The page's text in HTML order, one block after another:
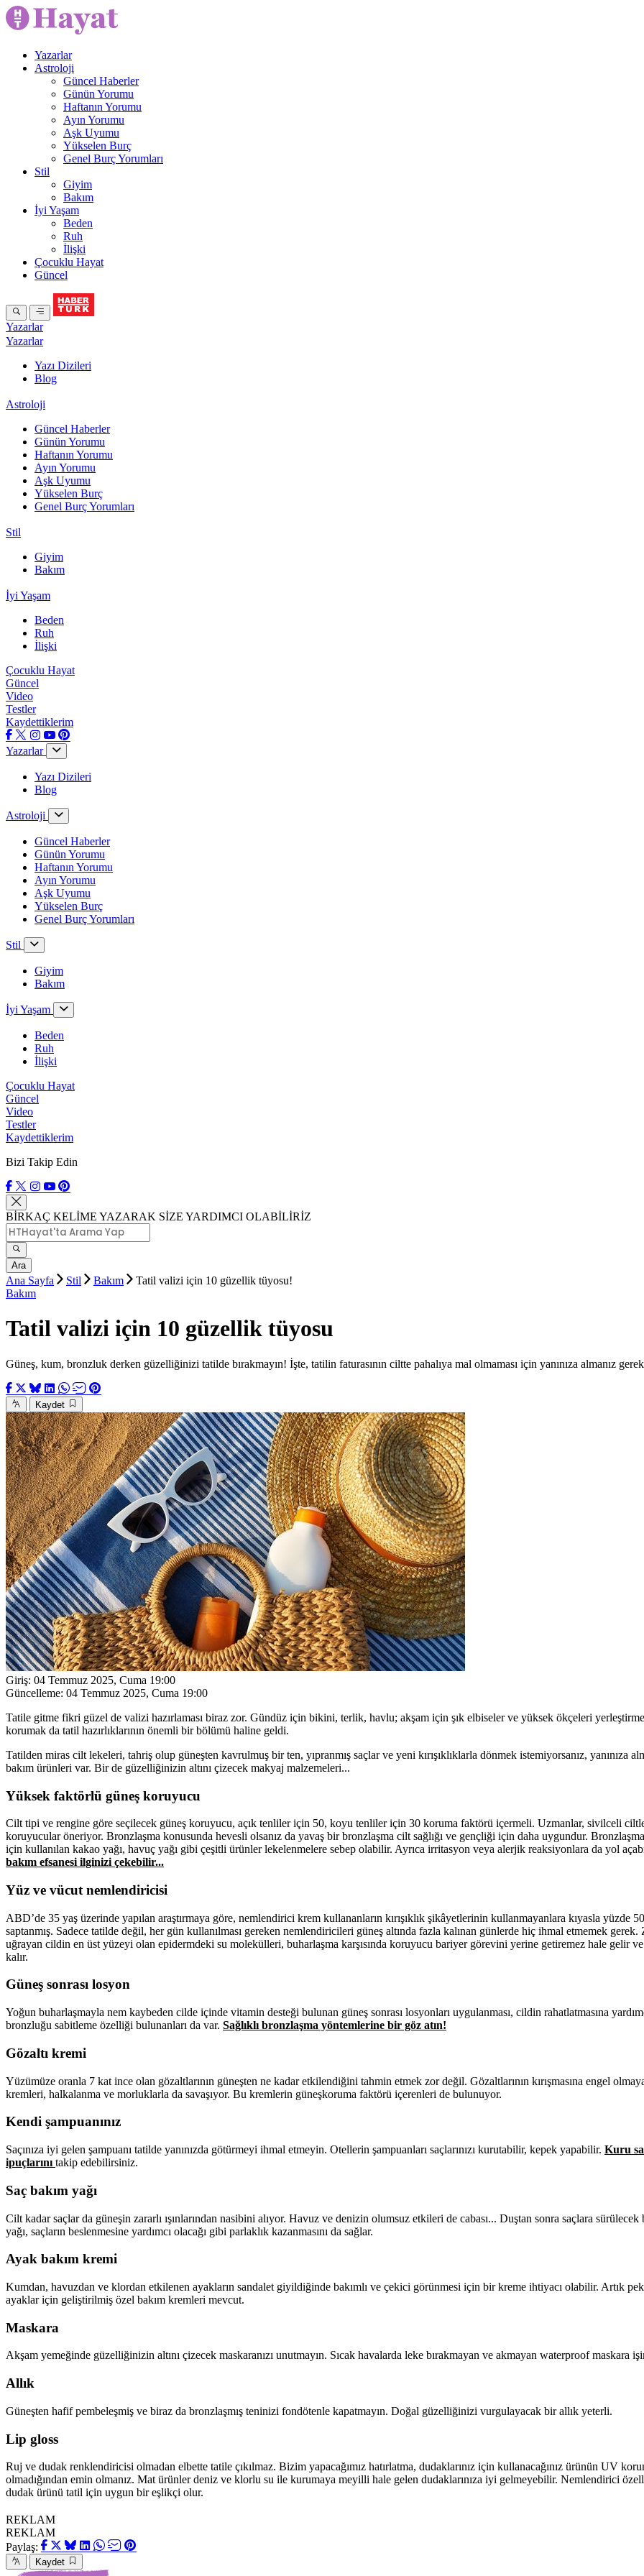
Yazarlar
Astroloji
Güncel Haberler
Günün Yorumu
Haftanın Yorumu
Ayın Yorumu
Aşk Uyumu
Yükselen Burç
Genel Burç Yorumları
Stil
Giyim
Bakım
İyi Yaşam
Beden
Ruh
İlişki
Çocuklu Hayat
Güncel
Yazarlar
Yazarlar
Yazı Dizileri
Blog
Astroloji
Güncel Haberler
Günün Yorumu
Haftanın Yorumu
Ayın Yorumu
Aşk Uyumu
Yükselen Burç
Genel Burç Yorumları
Stil
Giyim
Bakım
İyi Yaşam
Beden
Ruh
İlişki
Çocuklu Hayat
Güncel
Video
Testler
Kaydettiklerim
Yazarlar
Yazı Dizileri
Blog
Astroloji
Güncel Haberler
Günün Yorumu
Haftanın Yorumu
Ayın Yorumu
Aşk Uyumu
Yükselen Burç
Genel Burç Yorumları
Stil
Giyim
Bakım
İyi Yaşam
Beden
Ruh
İlişki
Çocuklu Hayat
Güncel
Video
Testler
Kaydettiklerim
Bizi Takip Edin
BİRKAÇ KELİME YAZARAK SİZE YARDIMCI OLABİLİRİZ
Ara
Ana Sayfa Stil Bakım
Tatil valizi için 10 güzellik tüyosu!
Bakım
Tatil valizi için 10 güzellik tüyosu
Güneş, kum, bronzluk derken güzelliğinizi tatilde bırakmayın! İşte, tatilin faturasının ciltte pahalıya mal olmaması için yanınıza almanız
Kaydet
Giriş: 04 Temmuz 2025, Cuma 19:00
Güncelleme: 04 Temmuz 2025, Cuma 19:00
Tatile gitme fikri güzel de valizi hazırlaması biraz zor. Gündüz için bikini, terlik, havlu; akşam için şık elbiseler ve yüksek ökçeleri
korumak da tatil hazırlıklarının önemli bir bölümü haline geldi.
Tatilden miras cilt lekeleri, tahriş olup güneşten kavrulmuş bir ten, yıpranmış saçlar ve yeni kırışıklıklarla dönmek istemiyorsanız, yanınıza
bakım ürünleri var. Bir de güzelliğinizin altını çizecek makyaj malzemeleri...
Yüksek faktörlü güneş koruyucu
Cilt tipi ve rengine göre seçilecek güneş koruyucu, açık tenliler için 50, koyu tenliler için 30 koruma faktörü içermeli. Uzmanlar, sivilceli
koruyucular öneriyor. Bronzlaşma konusunda hevesli olsanız da yavaş bir bronzlaşma cilt sağlığı ve gençliği için daha uygundur.
için kullanılan kakao yağı, havuç yağı gibi çeşitli ürünler lekelenmelere sebep olabilir. Ayrıca irritasyon veya alerjik reaksiyonlara da yol
bakım efsanesi ilginizi çekebilir...
Yüz ve vücut nemlendiricisi
ABD’de 35 yaş üzerinde yapılan araştırmaya göre, nemlendirici krem kullananların kırışıklık şikâyetlerinin kullanmayanlara kıyasla yüzde 50
saptanmış. Sadece tatilde değil, her gün kullanılması gereken nemlendiricileri güneş altında fazla kalınan günlerde hiç ihmal etmemek gerek.
uğrayan cildin en üst yüzeyi olan epidermdeki su molekülleri, buharlaşma karşısında koruyucu bariyer görevini yerine getiremez hale gelir ve
kalır.
Güneş sonrası losyon
Yoğun buharlaşmayla nem kaybeden cilde içinde vitamin desteği bulunan güneş sonrası losyonları uygulanması, cildin rahatlatmasına
bronzluğu sabitleme özelliği bulunanları da var. Sağlıklı bronzlaşma yöntemlerine bir göz atın!
Gözaltı kremi
Yüzümüze oranla 7 kat ince olan gözaltlarının güneşten ne kadar etkilendiğini tahmin etmek zor değil. Gözaltlarının kırışmasına engel
kremleri, halkalanma ve morluklarla da savaşıyor. Bu kremlerin güneşkoruma faktörü içerenleri de bulunuyor.
Kendi şampuanınız
Saçınıza iyi gelen şampuanı tatilde yanınızda götürmeyi ihmal etmeyin. Otellerin şampuanları saçlarınızı kurutabilir, kepek yapabilir. Kuru
ipuçlarını takip edebilirsiniz.
Saç bakım yağı
Cilt kadar saçlar da güneşin zararlı ışınlarından nasibini alıyor. Havuz ve denizin olumsuz etkileri de cabası... Duştan sonra saçlara sürülecek
yağı, saçların beslenmesine yardımcı olacağı gibi parlaklık kazanmasını da sağlar.
Ayak bakım kremi
Kumdan, havuzdan ve klordan etkilenen ayakların sandalet giyildiğinde bakımlı ve çekici görünmesi için bir kreme ihtiyacı olabilir. Artık
ayaklar için geliştirilmiş özel bakım kremleri mevcut.
Maskara
Akşam yemeğinde güzelliğinizin altını çizecek maskaranızı unutmayın. Sıcak havalarda leke bırakmayan ve akmayan waterproof maskara
Allık
Güneşten hafif pembeleşmiş ve biraz da bronzlaşmış teninizi fondötenle kapatmayın. Doğal güzelliğinizi vurgulayacak bir allık yeterli.
Lip gloss
Ruj ve dudak renklendiricisi olmadan elbette tatile çıkılmaz. Bizim yapacağımız hatırlatma, dudaklarınız için kullanacağınız ürünün UV
olmadığından emin olmanız. Mat ürünler deniz ve klorlu su ile kurumaya meyilli hale gelen dudaklarınıza iyi gelmeyebilir. Nemlendirici
dudak ürünü tatil için uygun bir eşlikçi olur.
REKLAM
REKLAM
Paylaş:
Kaydet